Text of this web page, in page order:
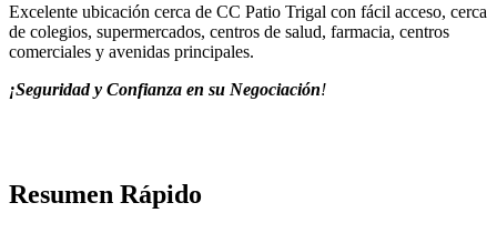
Excelente ubicación cerca de CC Patio Trigal con fácil acceso, cerca
de colegios, supermercados, centros de salud, farmacia, centros
comerciales y avenidas principales.
¡Seguridad y Confianza en su Negociación!
Resumen Rápido